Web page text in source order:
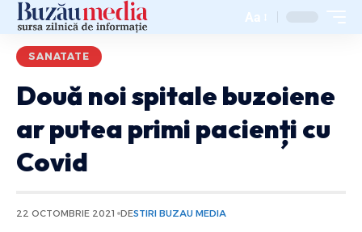
Aa
SANATATE
Două noi spitale buzoiene
ar putea primi pacienți cu
Covid
22 OCTOMBRIE 2021 DESTIRI BUZAU MEDIA